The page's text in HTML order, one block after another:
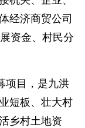
经济商贸公司
资金、村民分
目，是九洪
短板、壮大村
乡村土地资